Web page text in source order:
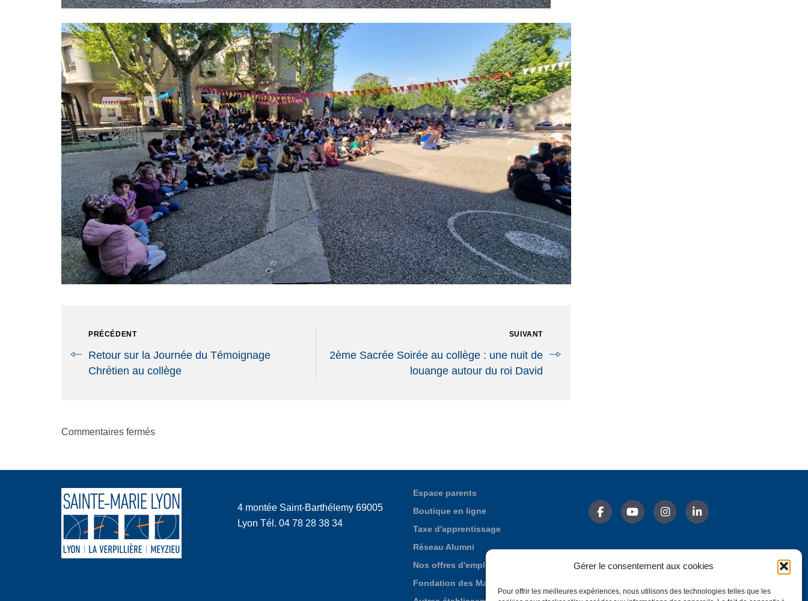
Gérer le consentement aux cookies
Pour offrir les meilleures expériences, nous utilisons des technologies telles que les
PRÉCÉDENT
Retour sur la Journée du Témoignage
Chrétien au collège
SUIVANT
2ème Sacrée Soirée au collège : une nuit de
louange autour du roi David
Commentaires fermés
4 montée Saint-Barthélemy 69005
Lyon Tél. 04 78 28 38 34
Espace parents
Boutique en ligne
Taxe d'apprentissage
Réseau Alumni
Nos offres d'emploi
Fondation des Maristes de Puylata